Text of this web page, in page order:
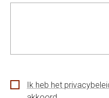
Ik heb het